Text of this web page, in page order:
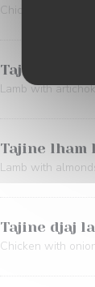
Chicken with
Tajine
Lamb with
Tajine lham
Lamb with
Tajine djaj
Chicken with